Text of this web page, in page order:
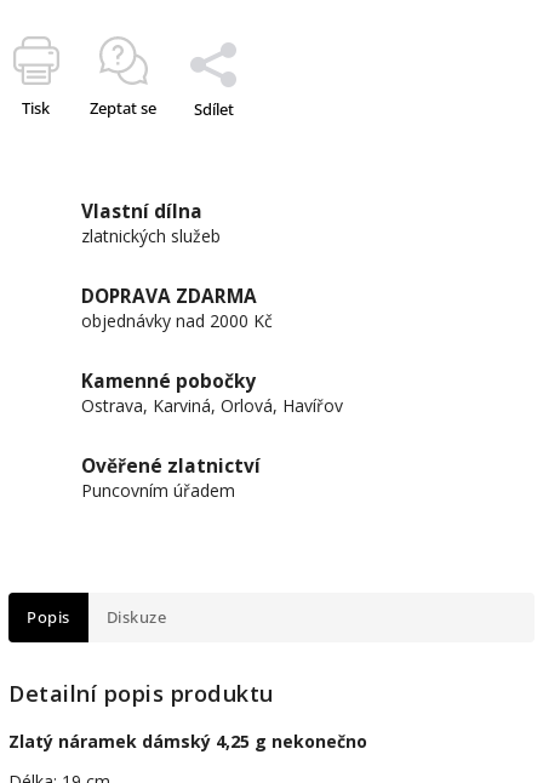
Tisk Zeptat se Sdílet
Vlastní dílna
zlatnických služeb
DOPRAVA ZDARMA
objednávky nad 2000 Kč
Kamenné pobočky
Ostrava, Karviná, Orlová, Havířov
Ověřené zlatnictví
Puncovním úřadem
Popis Diskuze
Detailní popis produktu
Zlatý náramek dámský 4,25 g nekonečno